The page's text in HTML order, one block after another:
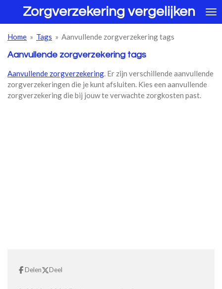
de
hoofdinhoud
Zorgverzekering vergelijken
Home » Tags » Aanvullende zorgverzekering tags
Aanvullende zorgverzekering tags
Aanvullende zorgverzekering. Er zijn verschillende aanvullende
zorgverzekeringen die je kunt afsluiten. Kies een aanvullende
zorgverzekering die bij jouw te verwachte zorgkosten past.
Delen Deel